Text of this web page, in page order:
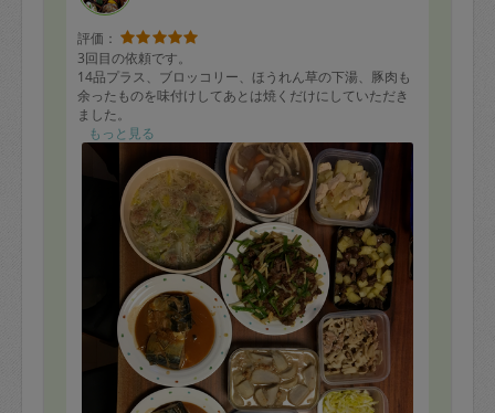
評価：
3回目の依頼です。
14品プラス、ブロッコリー、ほうれん草の下湯、豚肉も
余ったものを味付けしてあとは焼くだけにしていただき
ました。
写真にはありませんが、けんちん汁、パスタパエリアを
鍋に作っていただきました。
食材の知識や使い方など勉強にもなりました。
今日もたくさんありがとうございます^ ^
もっと見る